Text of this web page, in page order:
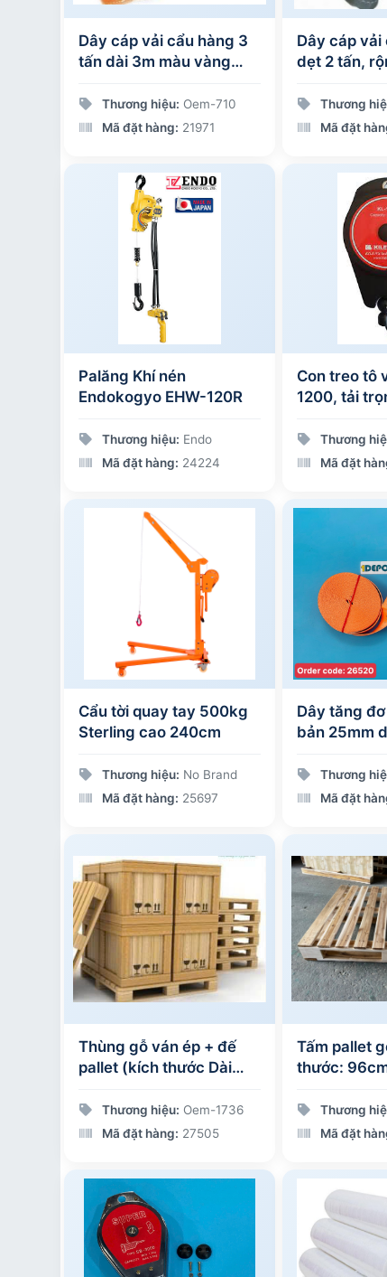
Dây cáp vải cẩu hàng 3
tấn dài 3m màu vàng
Thương hiệu: Oem-710
Mã đặt hàng: 21971
Dây cáp vải
dẹt 2 tấn,
xanhThương
Mã đặt
Palăng Khí nén
Endokogyo EHW-120R
Thương hiệu: Endo
Mã đặt hàng: 24224
Con treo tô
1200, tải
Thương
Mã đặt
Cẩu tời quay tay 500kg
Sterling cao 240cm
Thương hiệu: No Brand
Mã đặt hàng: 25697
Dây tăng
bản 25mm
bộ/ thùng)
Thương
Mã đặt
Thùng gỗ ván ép + đế
pallet (kích thước Dài
1m5)Thương hiệu: Oem-1736
Mã đặt hàng: 27505
Tấm pallet
thước: 96cm x 115cm
Thương
Mã đặt